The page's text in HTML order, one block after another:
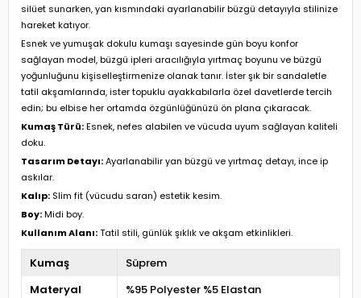
silüet sunarken, yan kısmındaki ayarlanabilir büzgü detayıyla stilinize
hareket katıyor.
Esnek ve yumuşak dokulu kumaşı sayesinde gün boyu konfor
sağlayan model, büzgü ipleri aracılığıyla yırtmaç boyunu ve büzgü
yoğunluğunu kişiselleştirmenize olanak tanır. İster şık bir sandaletle
tatil akşamlarında, ister topuklu ayakkabılarla özel davetlerde tercih
edin; bu elbise her ortamda özgünlüğünüzü ön plana çıkaracak.
Kumaş Türü:Esnek, nefes alabilen ve vücuda uyum sağlayan kaliteli
doku.
Tasarım Detayı:Ayarlanabilir yan büzgü ve yırtmaç detayı, ince ip
askılar.
Kalıp: Slim fit (vücudu saran) estetik kesim.
Boy:Midi boy.
Kullanım Alanı:Tatil stili, günlük şıklık ve akşam etkinlikleri.
Kumaş
Süprem
Materyal
%95 Polyester %5 Elastan